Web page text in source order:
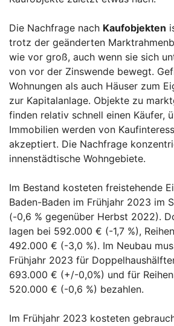
Die Nachfrage nach Kaufobjekten
trotz der geänderten
wie vor groß, auch wenn sie sich
von vor der Zinswende bewegt.
Wohnungen als auch Häuser zum
zur Kapitalanlage. Objekte zu
finden relativ schnell einen Käufer,
Immobilien werden von
akzeptiert. Die Nachfrage
innenstädtische Wohngebiete.
Im Bestand kosteten freistehende
Baden-Baden im Frühjahr 2023 im
(-0,6 % gegenüber Herbst 2022).
lagen bei 592.000 € (-1,7 %),
492.000 € (-3,0 %). Im Neubau
Frühjahr 2023 für
693.000 € (+/-0,0%) und für
520.000 € (-0,6 %) bezahlen.
Im Frühjahr 2023 kosteten